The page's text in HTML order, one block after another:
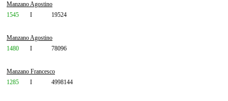
Manzano Agostino
1545
I 19524
Manzano Agostino
1480
I 78096
Manzano Francesco
1285
I 4998144